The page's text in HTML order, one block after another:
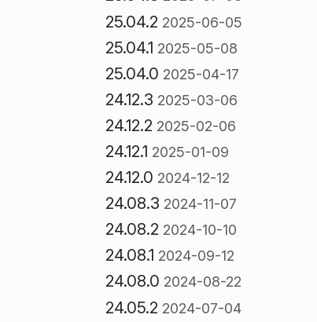
25.04.2 2025-06-05
25.04.1 2025-05-08
25.04.0 2025-04-17
24.12.3 2025-03-06
24.12.2 2025-02-06
24.12.1 2025-01-09
24.12.0 2024-12-12
24.08.3 2024-11-07
24.08.2 2024-10-10
24.08.1 2024-09-12
24.08.0 2024-08-22
24.05.2 2024-07-04